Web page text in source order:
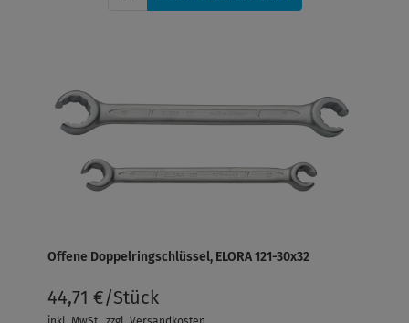
Offene Doppelringschlüssel, ELORA 121-30x32
44,71 €/Stück